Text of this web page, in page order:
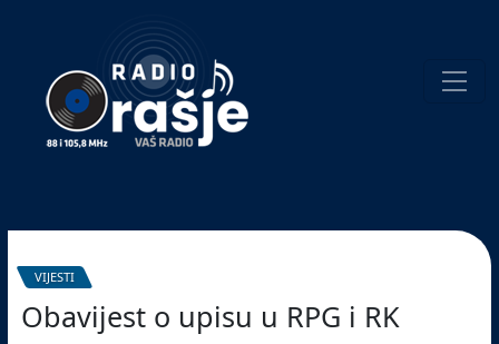
website!
VIJESTI
Obavijest o upisu u RPG i RK